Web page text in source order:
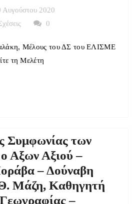
Αυγούστου 2020
0
Μέλους του ΔΣ του ΕΛΙΣΜΕ
τη Μελέτη
Συμφωνίας των
Αξων Αξιού –
– Δούναβη
Μάζη, Καθηγητή
–